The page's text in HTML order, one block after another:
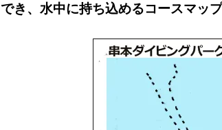
でき、水中に持ち込めるコースマッ